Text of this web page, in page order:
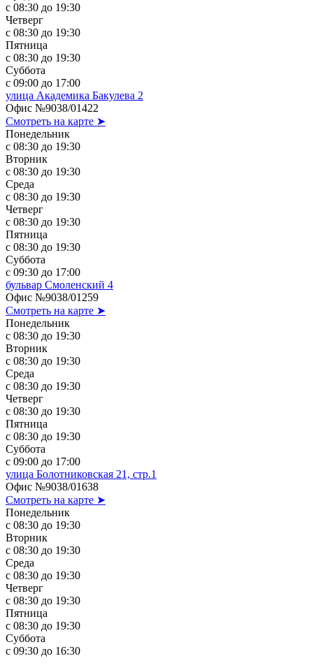
с 08:30 до 19:30
Четверг
с 08:30 до 19:30
Пятница
с 08:30 до 19:30
Суббота
с 09:00 до 17:00
улица Академика Бакулева 2
Офис №9038/01422
Смотреть на карте ➤
Понедельник
с 08:30 до 19:30
Вторник
с 08:30 до 19:30
Среда
с 08:30 до 19:30
Четверг
с 08:30 до 19:30
Пятница
с 08:30 до 19:30
Суббота
с 09:30 до 17:00
бульвар Смоленский 4
Офис №9038/01259
Смотреть на карте ➤
Понедельник
с 08:30 до 19:30
Вторник
с 08:30 до 19:30
Среда
с 08:30 до 19:30
Четверг
с 08:30 до 19:30
Пятница
с 08:30 до 19:30
Суббота
с 09:00 до 17:00
улица Болотниковская 21, стр.1
Офис №9038/01638
Смотреть на карте ➤
Понедельник
с 08:30 до 19:30
Вторник
с 08:30 до 19:30
Среда
с 08:30 до 19:30
Четверг
с 08:30 до 19:30
Пятница
с 08:30 до 19:30
Суббота
с 09:30 до 16:30